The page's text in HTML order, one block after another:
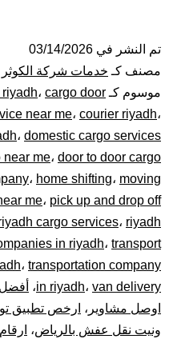
تم النشر في 03/14/2026
مصنف كـ خدمات شركة الكوثر
موسوم كـ
، cargo door
near me، courier riyadh،
، domestic cargo services
near me، door to door cargo
، home shifting، moving
me، pick up and drop off
cargo services، riyadh
in riyadh، transport
، transportation company
in riyadh، van delivery ،
اوصل مشاوير ، ارخص تطبيق
ونيت نقل عفش بالرياض،